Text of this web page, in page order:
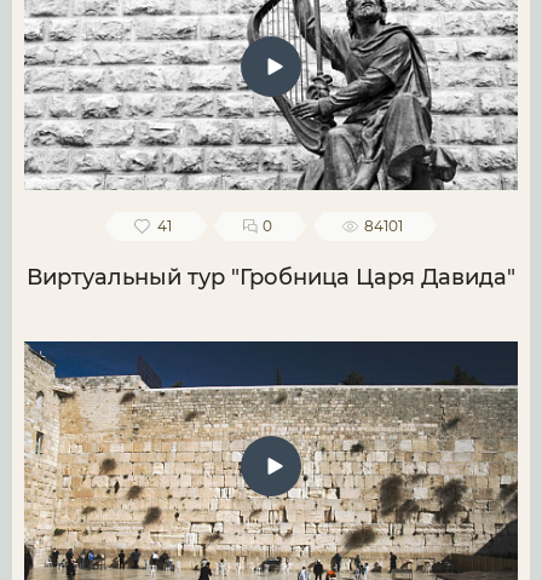
41 0 84101
Виртуальный тур "Гробница Царя Давида"